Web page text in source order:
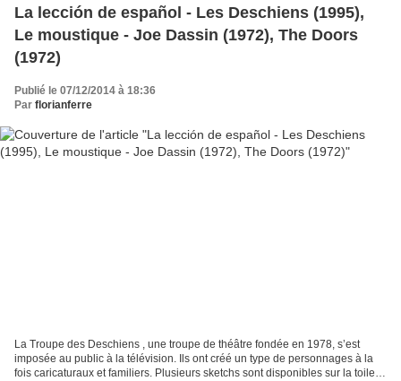
La lección de español - Les Deschiens (1995),
Le moustique - Joe Dassin (1972), The Doors
(1972)
Publié le 07/12/2014 à 18:36
Par florianferre
La Troupe des Deschiens , une troupe de théâtre fondée en 1978, s’est
imposée au public à la télévision. Ils ont créé un type de personnages à la
fois caricaturaux et familiers. Plusieurs sketchs sont disponibles sur la toile.